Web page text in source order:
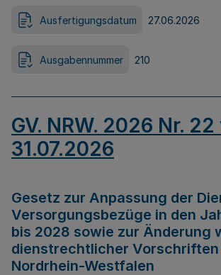
Ausfertigungsdatum 27.06.2026
Ausgabennummer 210
GV. NRW. 2026 Nr.
31.07.2026
Gesetz zur Anpassung der
Versorgungsbezüge in den
bis 2028 sowie zur Änderung
dienstrechtlicher Vorschriften
Nordrhein-Westfalen